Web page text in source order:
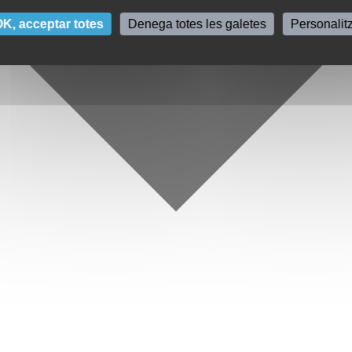
acceptar totes Denega totes les galetes